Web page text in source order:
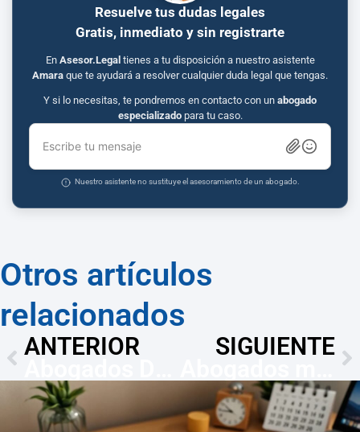
Resuelve tus dudas legales
Gratis, inmediato y sin registrarte
En Asesor.Legal tienes a tu disposición a nuestro asistente
Amara que te ayudará a resolver cualquier duda legal que tengas.
Y si lo necesitas, te pondremos en contacto con un abogado
especializadopara tu caso.
Escribe tu mensaje
Nuestro asistente no sustituye el asesoramiento de un abogado.
Otros artículos
relacionados
ANTERIOR
SIGUIENTE